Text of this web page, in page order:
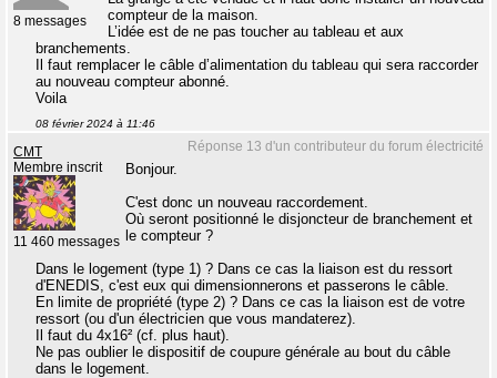
8 messages
compteur de la maison.
L’idée est de ne pas toucher au tableau et aux
branchements.
Il faut remplacer le câble d’alimentation du tableau qui sera raccorder
au nouveau compteur abonné.
Voila
08 février 2024 à 11:46
Réponse 13 d'un contributeur du forum électricité
CMT
Membre inscrit
11 460 messages
Bonjour.
C'est donc un nouveau raccordement.
Où seront positionné le disjoncteur de branchement et
le compteur ?
Dans le logement (type 1) ? Dans ce cas la liaison est du ressort
d'ENEDIS, c'est eux qui dimensionnerons et passerons le câble.
En limite de propriété (type 2) ? Dans ce cas la liaison est de votre
ressort (ou d'un électricien que vous mandaterez).
Il faut du 4x16² (cf. plus haut).
Ne pas oublier le dispositif de coupure générale au bout du câble
dans le logement.